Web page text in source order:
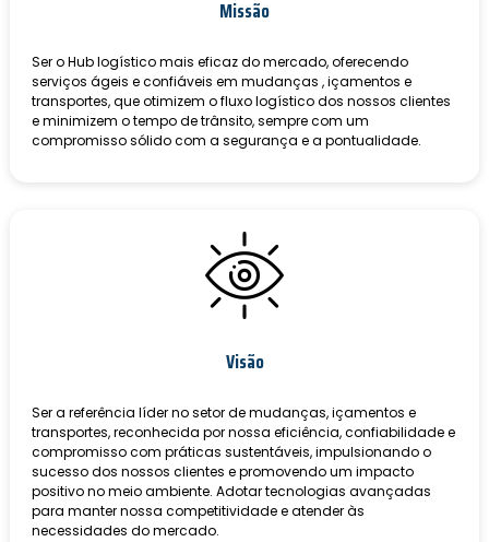
Missão
Ser o Hub logístico mais eficaz do mercado, oferecendo
serviços ágeis e confiáveis em mudanças , içamentos e
transportes, que otimizem o fluxo logístico dos nossos clientes
e minimizem o tempo de trânsito, sempre com um
compromisso sólido com a segurança e a pontualidade.
Visão
Ser a referência líder no setor de mudanças, içamentos e
transportes, reconhecida por nossa eficiência, confiabilidade e
compromisso com práticas sustentáveis, impulsionando o
sucesso dos nossos clientes e promovendo um impacto
positivo no meio ambiente. Adotar tecnologias avançadas
para manter nossa competitividade e atender às
necessidades do mercado.